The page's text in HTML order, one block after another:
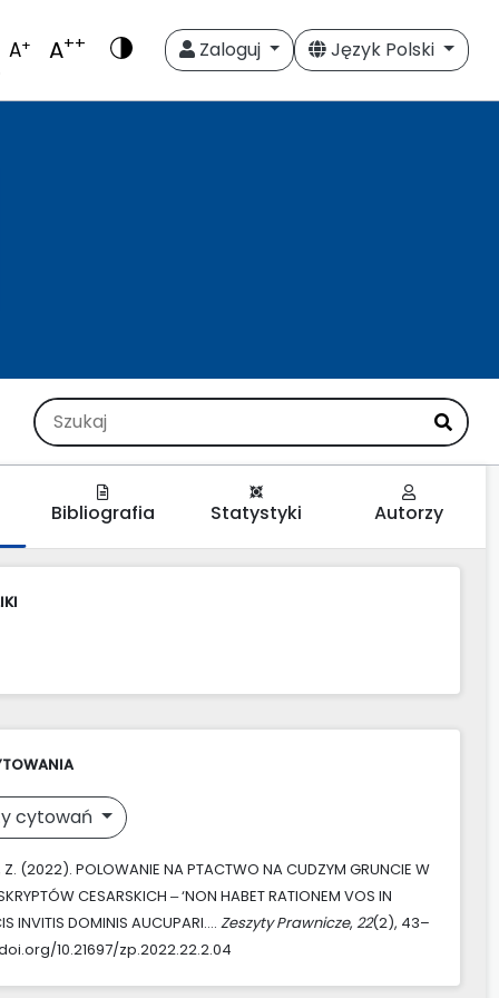
A+ A++ Zaloguj Język Polski
Bibliografia Statystyki Autorzy
cytowań
(2022). POLOWANIE NA PTACTWO NA CUDZYM GRUNCIE W
CESARSKICH ‒ ‘NON HABET RATIONEM VOS IN
INVITIS DOMINIS AUCUPARI…. Zeszyty Prawnicze, 22(2), 43–
10.21697/zp.2022.22.2.04